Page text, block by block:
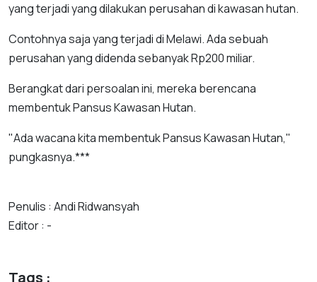
yang terjadi yang dilakukan perusahan di kawasan hutan.
Contohnya saja yang terjadi di Melawi. Ada sebuah
perusahan yang didenda sebanyak Rp200 miliar.
Berangkat dari persoalan ini, mereka berencana
membentuk Pansus Kawasan Hutan.
"Ada wacana kita membentuk Pansus Kawasan Hutan,"
pungkasnya.***
Penulis : Andi Ridwansyah
Editor : -
Tags :